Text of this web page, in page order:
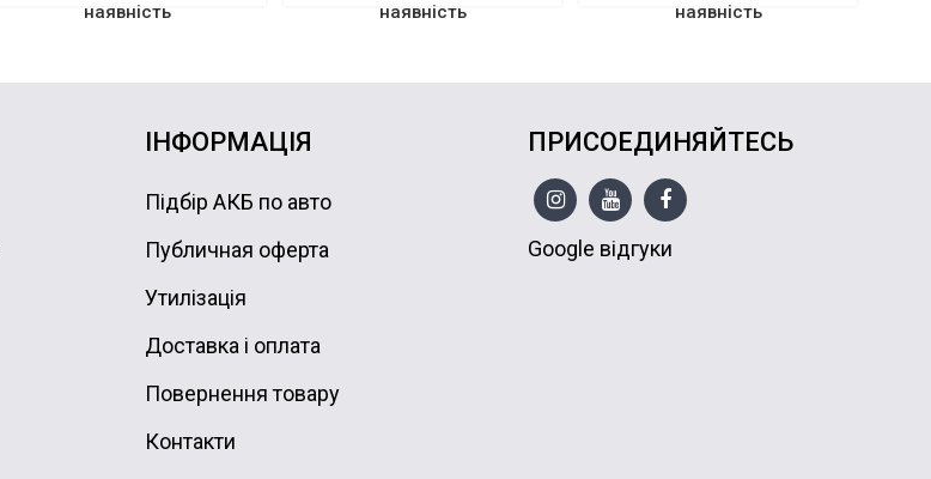
наявність
наявність
наявність
ІНФОРМАЦІЯ
Підбір АКБ по авто
Публичная оферта
Утилізація
Доставка і оплата
Повернення товару
Контакти
ПРИСОЕДИНЯЙТЕСЬ
Google відгуки